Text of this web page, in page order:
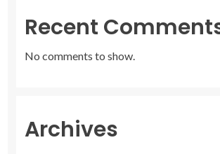
Recent
No comments to show.
Archives